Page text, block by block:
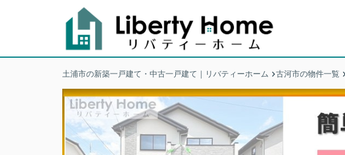
土浦市の新築一戸建て・中古一戸建て｜リバティーホーム 古河市の物件一覧